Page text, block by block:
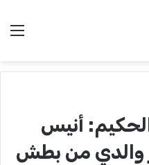
أنيس
والدي من بطش